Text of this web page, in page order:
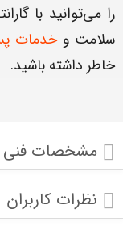
را می‌توانید با
سلامت وخدمات
خاطر داشته باشید.
مشخصات فنی
نظرات کاربران